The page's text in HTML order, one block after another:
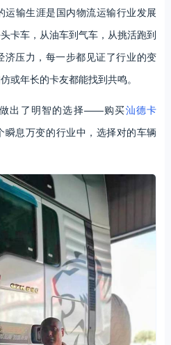
运输生涯是国内物流运输行业发展
卡车，从油车到气车，从挑活跑到
压力，每一步都见证了行业的变
或年长的卡友都能找到共鸣。
出了明智的选择——购买汕德卡
瞬息万变的行业中，选择对的车辆